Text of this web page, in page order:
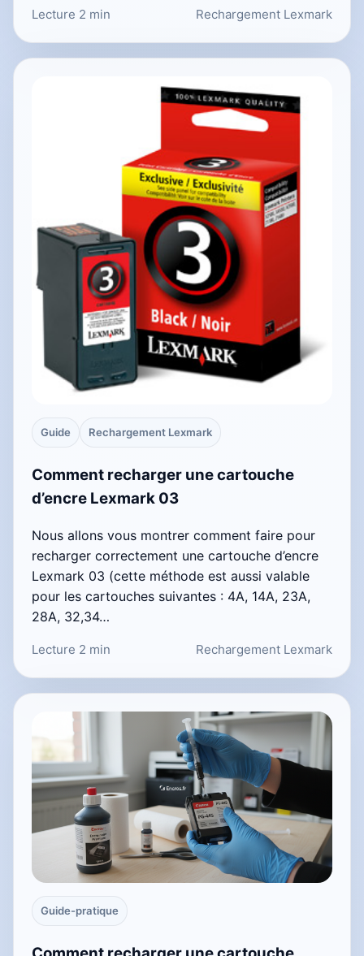
Lecture 2 min Rechargement Lexmark
Guide Rechargement Lexmark
Comment recharger une cartouche
d’encre Lexmark 03
Nous allons vous montrer comment faire pour
recharger correctement une cartouche d’encre
Lexmark 03 (cette méthode est aussi valable
pour les cartouches suivantes : 4A, 14A, 23A,
28A, 32,34…
Lecture 2 min Rechargement Lexmark
Guide-pratique